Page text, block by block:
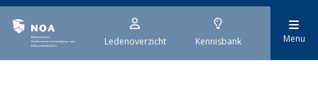
Ledenoverzicht Kennisbank Menu